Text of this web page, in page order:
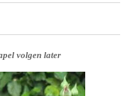
volgen later